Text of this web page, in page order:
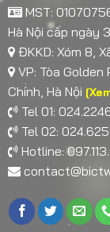
MST:
Hà Nội cấp ngày
ĐKKD: Xóm 8,
VP: Tòa Golden
Chính, Hà Nội
Tel 01:
Tel 02:
Hotline: